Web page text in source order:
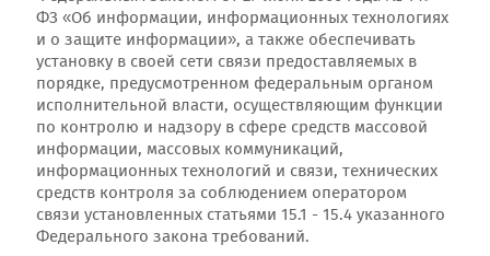
ФЗ «Об информации, информационных технологиях
и о защите информации», а также обеспечивать
установку в своей сети связи предоставляемых в
порядке, предусмотренном федеральным органом
исполнительной власти, осуществляющим функции
по контролю и надзору в сфере средств массовой
информации, массовых коммуникаций,
информационных технологий и связи, технических
средств контроля за соблюдением оператором
связи установленных статьями 15.1 - 15.4 указанного
Федерального закона требований.